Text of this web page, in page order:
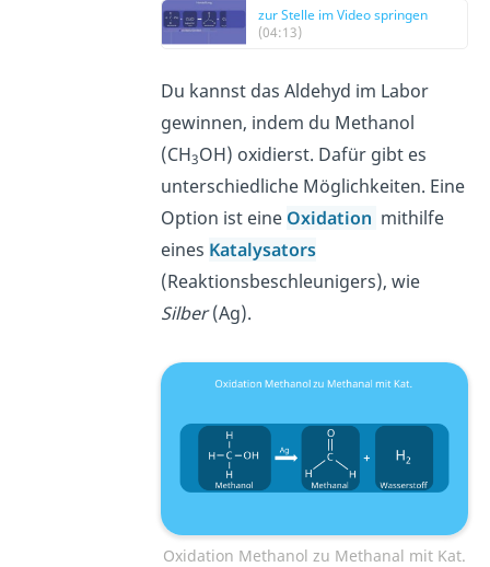
zur Stelle im Video springen
(04:13)
Du kannst das Aldehyd im Labor
gewinnen, indem du Methanol
(CH3OH) oxidierst. Dafür gibt es
unterschiedliche Möglichkeiten. Eine
Option ist eine Oxidation mithilfe
eines Katalysators
(Reaktionsbeschleunigers), wie
Silber(Ag).
Oxidation Methanol zu Methanal mit Kat.